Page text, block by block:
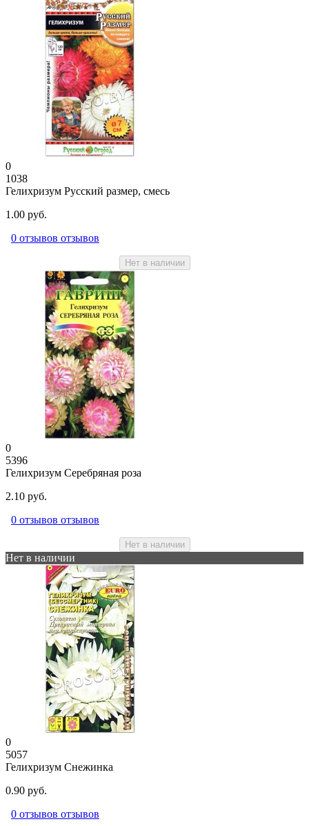
0
1038
Гелихризум Русский размер, смесь
1.00 руб.
0 отзывов отзывов
Нет в наличии
0
5396
Гелихризум Серебряная роза
2.10 руб.
0 отзывов отзывов
Нет в наличии
Нет в наличии
0
5057
Гелихризум Снежинка
0.90 руб.
0 отзывов отзывов